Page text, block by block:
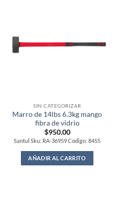
SIN CATEGORIZAR
Marro de 14lbs 6.3kg mango
fibra de vidrio
$950.00
Santul Sku: RA-36959 Codigo: 8455
AÑADIR AL CARRITO